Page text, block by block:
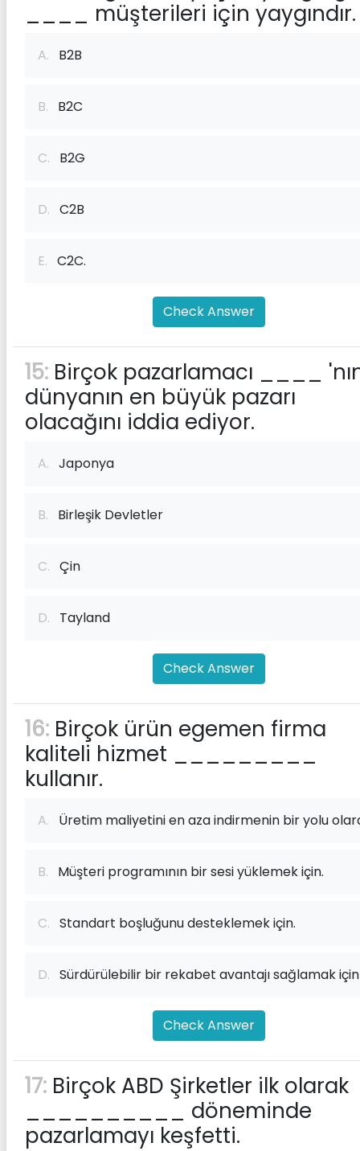
____ müşterileri için yaygındır.
A. B2B
B. B2C
C. B2G
D. C2B
E. C2C.
Check Answer
15: Birçok pazarlamacı ____
dünyanın en büyük pazarı
olacağını iddia ediyor.
A. Japonya
B. Birleşik Devletler
C. Çin
D. Tayland
Check Answer
16: Birçok ürün egemen firma
kaliteli hizmet _________
kullanır.
A. Üretim maliyetini en aza indirmenin bir yolu
B. Müşteri programının bir sesi yüklemek için.
C. Standart boşluğunu desteklemek için.
D. Sürdürülebilir bir rekabet avantajı sağlamak için
Check Answer
17: Birçok ABD Şirketler ilk olarak
__________ döneminde
pazarlamayı keşfetti.